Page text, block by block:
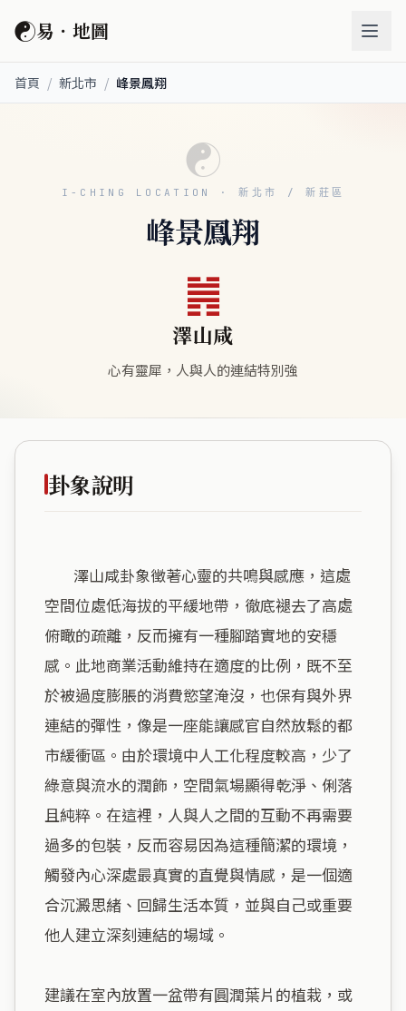
☯易．地圖
首頁 / 新北市 / 峰景鳳翔
☯
I-CHING LOCATION · 新北市 / 新莊區
峰景鳳翔
䷞
澤山咸
心有靈犀，人與人的連結特別強
卦象說明
空間位處低海拔的平緩地帶，徹底褪去了高處
俯瞰的疏離，反而擁有一種腳踏實地的安穩
感。此地商業活動維持在適度的比例，既不至
於被過度膨脹的消費慾望淹沒，也保有與外界
連結的彈性，像是一座能讓感官自然放鬆的都
市緩衝區。由於環境中人工化程度較高，少了
綠意與流水的潤飾，空間氣場顯得乾淨、俐落
且純粹。在這裡，人與人之間的互動不再需要
過多的包裝，反而容易因為這種簡潔的環境，
觸發內心深處最真實的直覺與情感，是一個適
合沉澱思緒、回歸生活本質，並與自己或重要
他人建立深刻連結的場域。
建議在室內放置一盆帶有圓潤葉片的植栽，或